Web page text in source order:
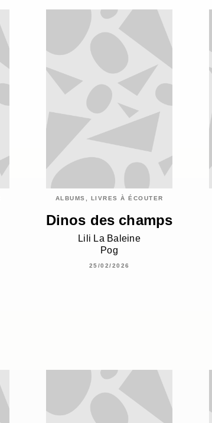
ALBUMS, LIVRES À ÉCOUTER
Dinos des champs
Lili La Baleine
Pog
25/02/2026